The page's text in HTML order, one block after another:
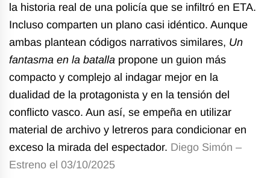
la historia real de una policía que se infiltró en ETA.
Incluso comparten un plano casi idéntico. Aunque
ambas plantean códigos narrativos similares, Un
fantasma en la batalla propone un guion más
compacto y complejo al indagar mejor en la
dualidad de la protagonista y en la tensión del
conflicto vasco. Aun así, se empeña en utilizar
material de archivo y letreros para condicionar en
exceso la mirada del espectador. Diego Simón –
Estreno el 03/10/2025